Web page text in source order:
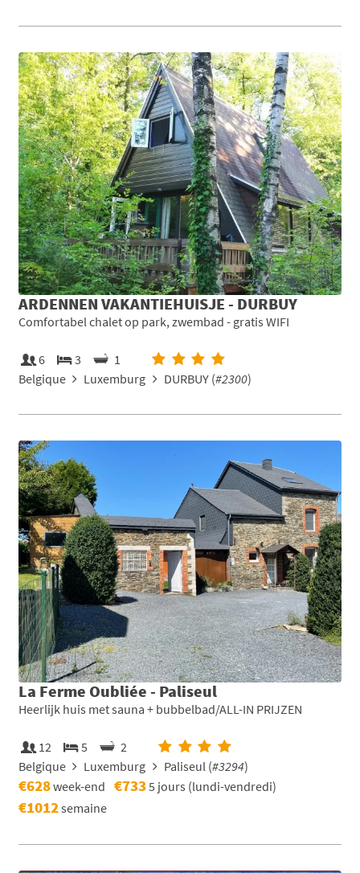
ARDENNEN VAKANTIEHUISJE - DURBUY
Comfortabel chalet op park, zwembad - gratis WIFI
6 3
1
Belgique
Luxemburg DURBUY (#2300)
La Ferme Oubliée - Paliseul
Heerlijk huis met sauna + bubbelbad/ALL-IN PRIJZEN
12 5
2
Belgique
Luxemburg Paliseul (#3294)
€628week-end €7335 jours (lundi-vendredi)
€1012semaine